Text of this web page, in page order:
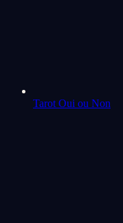
Tarot Oui ou Non